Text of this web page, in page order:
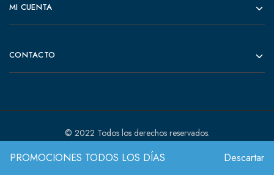
PROMOCIONES TODOS LOS DÍAS Descartar
MI CUENTA
CONTACTO
© 2022 Todos los derechos reservados.